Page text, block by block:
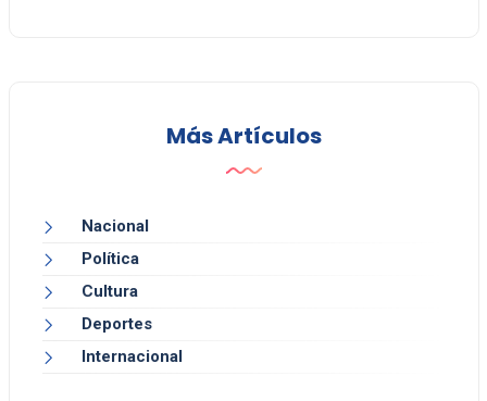
Más Artículos
Nacional
Política
Cultura
Deportes
Internacional